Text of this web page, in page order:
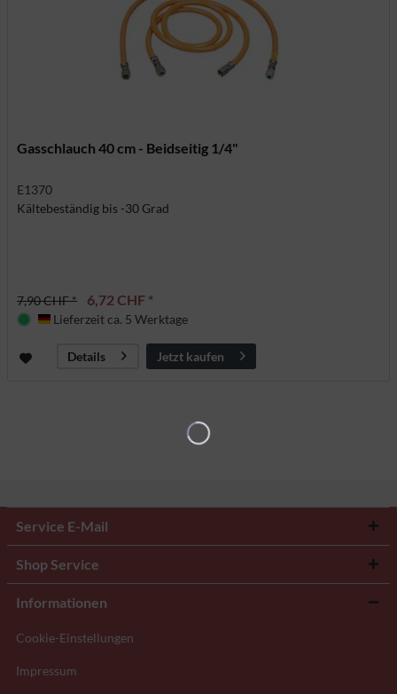
Gasschlauch 40 cm - Beidseitig 1/4"
E1370
Kältebeständig bis -30 Grad
7,90 CHF * 6,72 CHF *
Deutschland
Lieferzeit ca. 5 Werktage
Details Jetzt kaufen
Service E-Mail
Shop Service
Informationen
Cookie-Einstellungen
Impressum